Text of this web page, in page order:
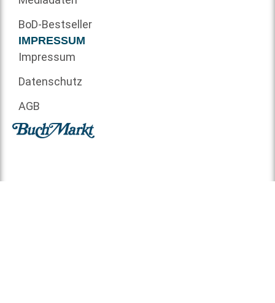
BoD-Bestseller
IMPRESSUM
Impressum
Datenschutz
AGB